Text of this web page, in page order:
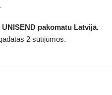
pakomatu Latvijā.
2 sūtījumos.